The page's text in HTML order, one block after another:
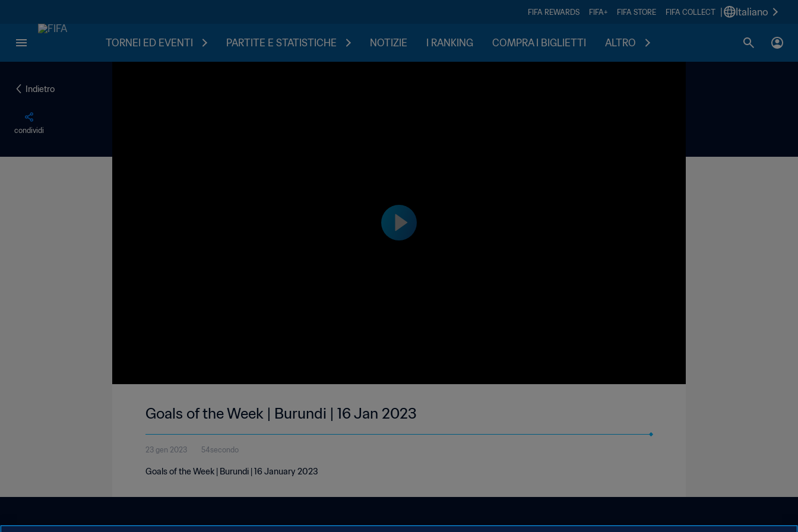
FIFA REWARDS FIFA+ FIFA STORE FIFA COLLECT Italiano
TORNEI ED EVENTI PARTITE E STATISTICHE NOTIZIE I RANKING COMPRA I BIGLIETTI ALTRO
Indietro
condividi
Goals of the Week | Burundi | 16 Jan 2023
23 gen 2023 54secondo
Goals of the Week | Burundi | 16 January 2023